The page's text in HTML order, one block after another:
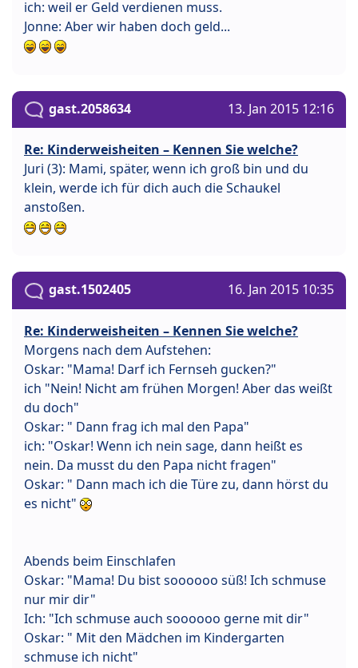
ich: weil er Geld verdienen muss.
Jonne: Aber wir haben doch geld...
gast.2058634 13. Jan 2015 12:16
Re: Kinderweisheiten – Kennen Sie welche?
Juri (3): Mami, später, wenn ich groß bin und du
klein, werde ich für dich auch die Schaukel
anstoßen.
gast.1502405 16. Jan 2015 10:35
Re: Kinderweisheiten – Kennen Sie welche?
Morgens nach dem Aufstehen:
Oskar: "Mama! Darf ich Fernseh gucken?"
ich "Nein! Nicht am frühen Morgen! Aber das weißt
du doch"
Oskar: " Dann frag ich mal den Papa"
ich: "Oskar! Wenn ich nein sage, dann heißt es
nein. Da musst du den Papa nicht fragen"
Oskar: " Dann mach ich die Türe zu, dann hörst du
es nicht"
Abends beim Einschlafen
Oskar: "Mama! Du bist soooooo süß! Ich schmuse
nur mir dir"
Ich: "Ich schmuse auch soooooo gerne mit dir"
Oskar: " Mit den Mädchen im Kindergarten
schmuse ich nicht"